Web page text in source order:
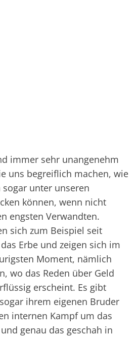
immer sehr unangenehm
uns begreiflich machen, wie
unter unseren
können, wenn nicht
engsten Verwandten.
sich zum Beispiel seit
Erbe und zeigen sich im
Moment, nämlich
wo das Reden über Geld
erscheint. Es gibt
ihrem eigenen Bruder
internen Kampf um das
genau das geschah in